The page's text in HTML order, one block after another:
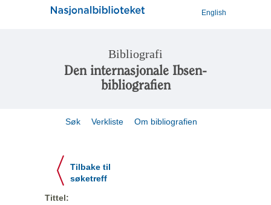
English
Bibliografi
Den internasjonale Ibsen-
bibliografien
Søk Verkliste Om bibliografien
Tilbake til
søketreff
Tittel: